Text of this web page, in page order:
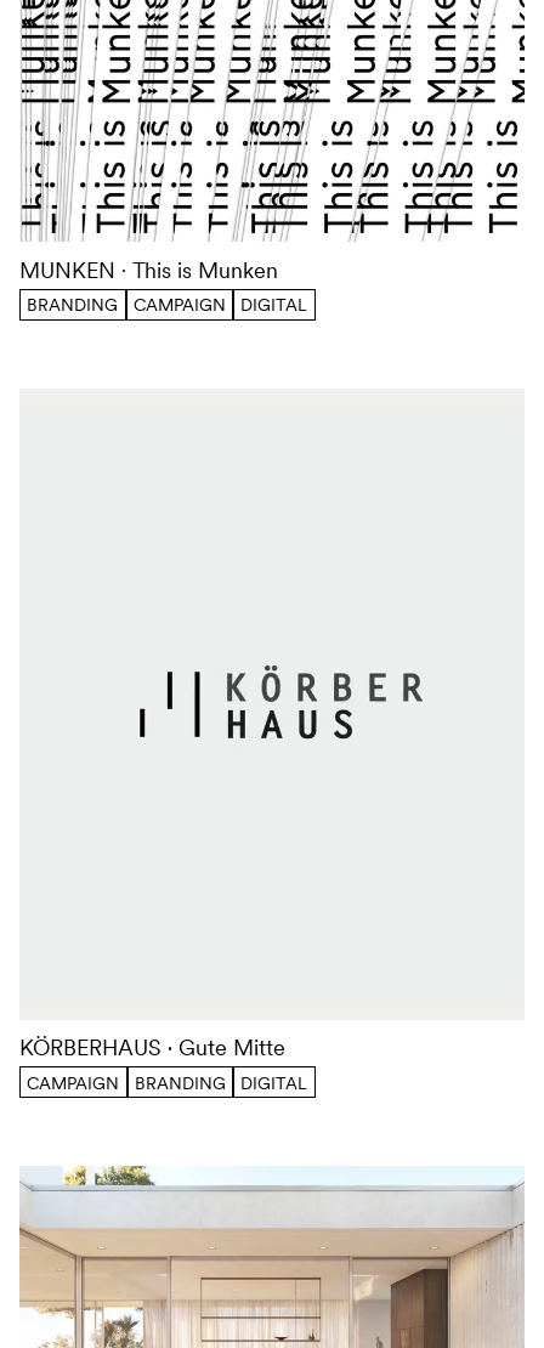
MUNKEN This is Munken
BRANDING CAMPAIGN DIGITAL
KÖRBERHAUS Gute Mitte
CAMPAIGN BRANDING DIGITAL